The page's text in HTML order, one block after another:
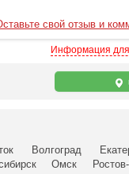
свой отзыв и
Информация
Волгоград
Омск